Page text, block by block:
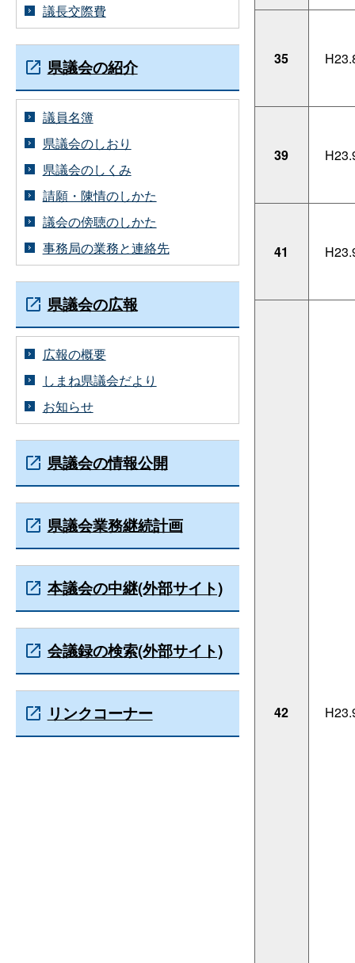
35
39
41
42
議長交際費
県議会の紹介
議員名簿
県議会のしおり
県議会のしくみ
請願・陳情のしかた
議会の傍聴のしかた
事務局の業務と連絡先
県議会の広報
広報の概要
しまね県議会だより
お知らせ
県議会の情報公開
県議会業務継続計画
本議会の中継(外部サイト)
会議録の検索(外部サイト)
リンクコーナー